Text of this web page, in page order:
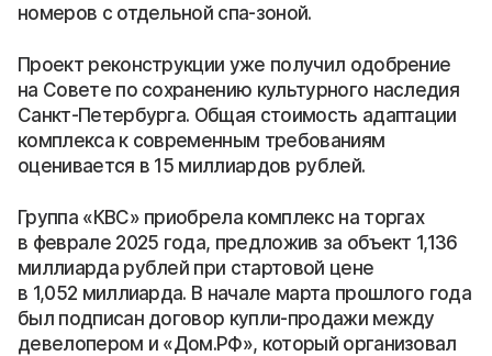
номеров с отдельной спа-зоной.
Проект реконструкции уже получил одобрение
на Совете по сохранению культурного наследия
Санкт-Петербурга. Общая стоимость адаптации
комплекса к современным требованиям
оценивается в 15 миллиардов рублей.
Группа «КВС» приобрела комплекс на торгах
в феврале 2025 года, предложив за объект 1,136
миллиарда рублей при стартовой цене
в 1,052 миллиарда. В начале марта прошлого года
был подписан договор купли-продажи между
девелопером и «Дом.РФ», который организовал